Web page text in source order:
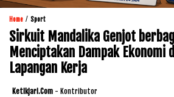
Home / Sport
Sirkuit Mandalika Genjot
Menciptakan Dampak Ekonomi
Lapangan Kerja
Ketikjari.com - Kontributor